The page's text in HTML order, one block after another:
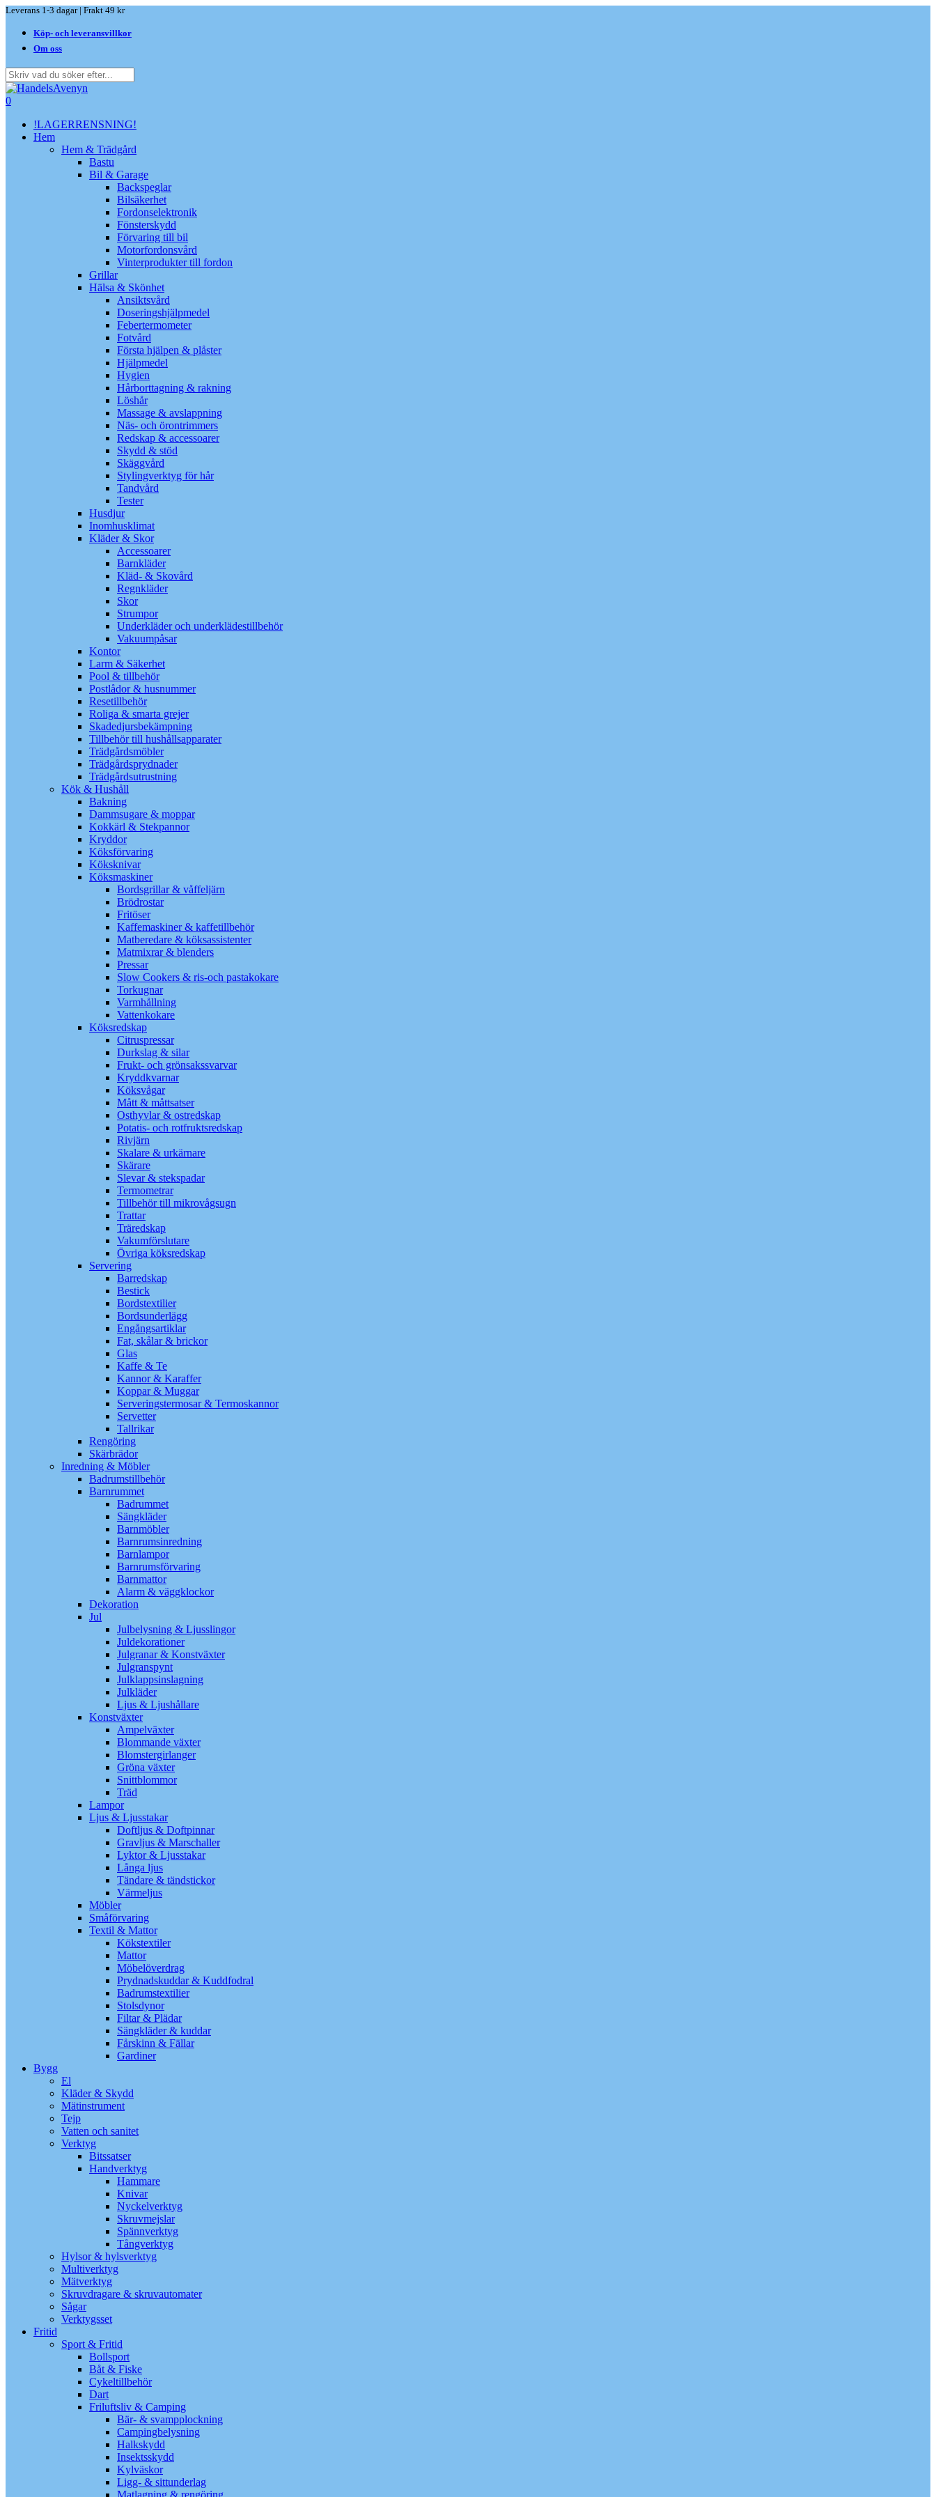
Skip
main
content
Leverans 1-3 dagar | Frakt 49 kr
Köp- och leveransvillkor
Om oss
Close
Search
search
0
!LAGERRENSNING!
Hem
Hem & Trädgård
Bastu
Bil & Garage
Backspeglar
Bilsäkerhet
Fordonselektronik
Fönsterskydd
Förvaring till bil
Motorfordonsvård
Vinterprodukter till fordon
Grillar
Hälsa & Skönhet
Ansiktsvård
Doseringshjälpmedel
Febertermometer
Fotvård
Första hjälpen & plåster
Hjälpmedel
Hygien
Hårborttagning & rakning
Löshår
Massage & avslappning
Näs- och örontrimmers
Redskap & accessoarer
Skydd & stöd
Skäggvård
Stylingverktyg för hår
Tandvård
Tester
Husdjur
Inomhusklimat
Kläder & Skor
Accessoarer
Barnkläder
Kläd- & Skovård
Regnkläder
Skor
Strumpor
Underkläder och underklädestillbehör
Vakuumpåsar
Kontor
Larm & Säkerhet
Pool & tillbehör
Postlådor & husnummer
Resetillbehör
Roliga & smarta grejer
Skadedjursbekämpning
Tillbehör till hushållsapparater
Trädgårdsmöbler
Trädgårdsprydnader
Trädgårdsutrustning
Kök & Hushåll
Bakning
Dammsugare & moppar
Kokkärl & Stekpannor
Kryddor
Köksförvaring
Köksknivar
Köksmaskiner
Bordsgrillar & våffeljärn
Brödrostar
Fritöser
Kaffemaskiner & kaffetillbehör
Matberedare & köksassistenter
Matmixrar & blenders
Pressar
Slow Cookers & ris-och pastakokare
Torkugnar
Varmhållning
Vattenkokare
Köksredskap
Citruspressar
Durkslag & silar
Frukt- och grönsakssvarvar
Kryddkvarnar
Köksvågar
Mått & måttsatser
Osthyvlar & ostredskap
Potatis- och rotfruktsredskap
Rivjärn
Skalare & urkärnare
Skärare
Slevar & stekspadar
Termometrar
Tillbehör till mikrovågsugn
Trattar
Träredskap
Vakumförslutare
Övriga köksredskap
Servering
Barredskap
Bestick
Bordstextilier
Bordsunderlägg
Engångsartiklar
Fat, skålar & brickor
Glas
Kaffe & Te
Kannor & Karaffer
Koppar & Muggar
Serveringstermosar & Termoskannor
Servetter
Tallrikar
Rengöring
Skärbrädor
Inredning & Möbler
Badrumstillbehör
Barnrummet
Badrummet
Sängkläder
Barnmöbler
Barnrumsinredning
Barnlampor
Barnrumsförvaring
Barnmattor
Alarm & väggklockor
Dekoration
Jul
Julbelysning & Ljusslingor
Juldekorationer
Julgranar & Konstväxter
Julgranspynt
Julklappsinslagning
Julkläder
Ljus & Ljushållare
Konstväxter
Ampelväxter
Blommande växter
Blomstergirlanger
Gröna växter
Snittblommor
Träd
Lampor
Ljus & Ljusstakar
Doftljus & Doftpinnar
Gravljus & Marschaller
Lyktor & Ljusstakar
Långa ljus
Tändare & tändstickor
Värmeljus
Möbler
Småförvaring
Textil & Mattor
Kökstextiler
Mattor
Möbelöverdrag
Prydnadskuddar & Kuddfodral
Badrumstextilier
Stolsdynor
Filtar & Plädar
Sängkläder & kuddar
Fårskinn & Fällar
Gardiner
Bygg
El
Kläder & Skydd
Mätinstrument
Tejp
Vatten och sanitet
Verktyg
Bitssatser
Handverktyg
Hammare
Knivar
Nyckelverktyg
Skruvmejslar
Spännverktyg
Tångverktyg
Hylsor & hylsverktyg
Multiverktyg
Mätverktyg
Skruvdragare & skruvautomater
Sågar
Verktygsset
Fritid
Sport & Fritid
Bollsport
Båt & Fiske
Cykeltillbehör
Dart
Friluftsliv & Camping
Bär- & svampplockning
Campingbelysning
Halkskydd
Insektsskydd
Kylväskor
Ligg- & sittunderlag
Matlagning & rengöring